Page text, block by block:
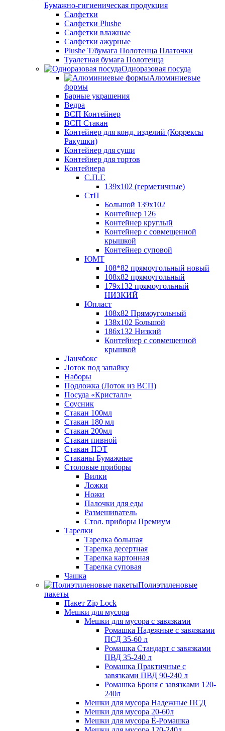
Бумажно-гигиеническая продукция
Салфетки
Салфетки Plushe
Салфетки влажные
Салфетки ажурные
Plushe Т/бумага Полотенца Платочки
Туалетная бумага Полотенца
Одноразовая посуда
Алюминиевые
формы
Барные украшения
Ведра
ВСП Контейнер
ВСП Стакан
Контейнер для конд. изделий (Коррексы
Ракушки)
Контейнер для суши
Контейнер для тортов
Контейнера
С.П.Г.
139х102 (герметичные)
СтП
Большой 139х102
Контейнер 126
Контейнер круглый
Контейнер с совмещенной
крышкой
Контейнер суповой
ЮМТ
108*82 прямоугольный новый
108х82 прямоугольный
179х132 прямоугольный
НИЗКИЙ
Юпласт
108х82 Прямоугольный
138х102 Большой
186х132 Низкий
Контейнер с совмещенной
крышкой
Ланчбокс
Лоток под запайку
Наборы
Подложка (Лоток из ВСП)
Посуда «Кристалл»
Соусник
Стакан 100мл
Стакан 180 мл
Стакан 200мл
Стакан пивной
Стакан ПЭТ
Стаканы Бумажные
Столовые приборы
Вилки
Ложки
Ножи
Палочки для еды
Размешиватель
Стол. приборы Премиум
Тарелки
Тарелка большая
Тарелка десертная
Тарелка картонная
Тарелка суповая
Чашка
Полиэтиленовые
пакеты
Пакет Zip Lock
Мешки для мусора
Мешки для мусора с завязками
Ромашка Надежные с завязками
ПСД 35-60 л
Ромашка Стандарт с завязками
ПВД 35-240 л
Ромашка Практичные с
завязками ПВД 90-240 л
Ромашка Броня с завязками 120-
240л
Мешки для мусора Надежные ПСД
Мешки для мусора 20-60л
Мешки для мусора Ё-Ромашка